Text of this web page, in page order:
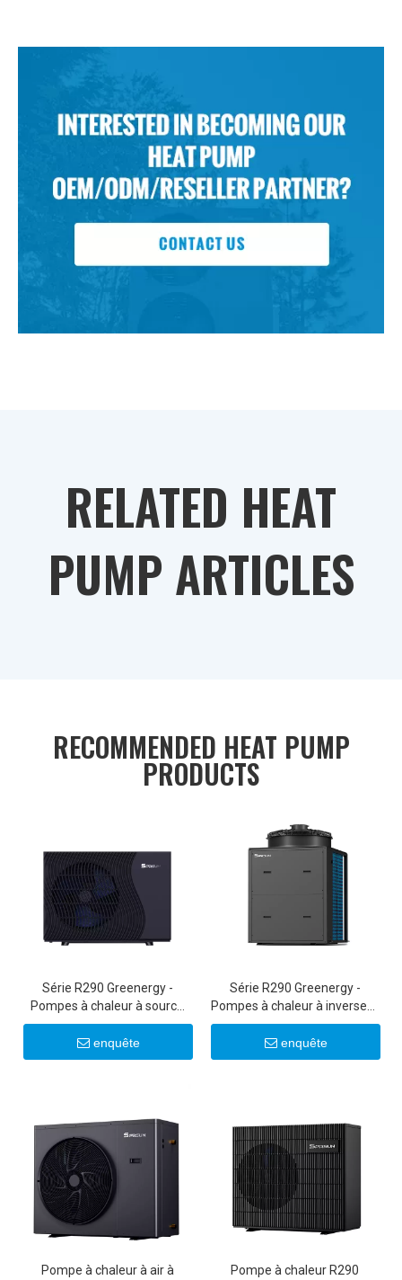
RELATED HEAT
PUMP ARTICLES
RECOMMENDED HEAT PUMP
PRODUCTS
Série R290 Greenergy -
Pompes à chaleur à source
d'air à onduleur CC ultra-
silencieuses 6-22KW 20KW
22KW
enquête
Série R290 Greenergy -
Pompes à chaleur à inverseur
commerciales 50 kW/100 kW
enquête
Pompe à chaleur à air à
Pompe à chaleur R290